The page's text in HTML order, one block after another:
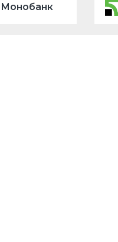
Монобанк